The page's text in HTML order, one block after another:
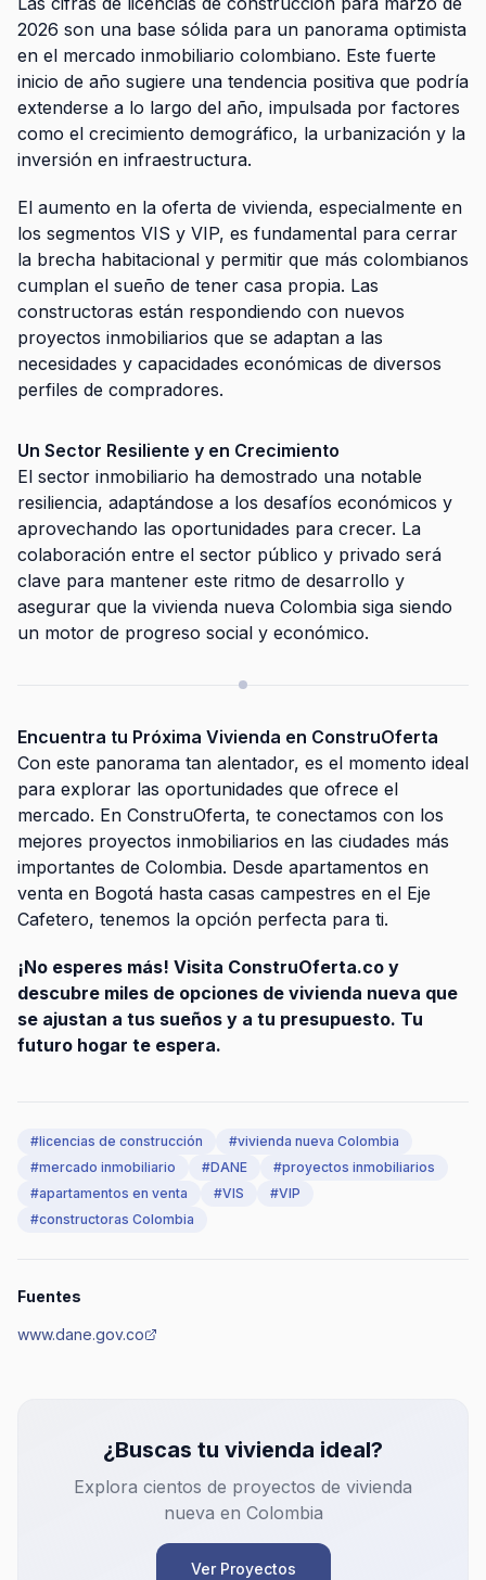
2026 son una base sólida para un panorama optimista
en el mercado inmobiliario colombiano. Este fuerte
inicio de año sugiere una tendencia positiva que podría
extenderse a lo largo del año, impulsada por factores
como el crecimiento demográfico, la urbanización y la
inversión en infraestructura.
El aumento en la oferta de vivienda, especialmente en
los segmentos VIS y VIP, es fundamental para cerrar
la brecha habitacional y permitir que más colombianos
cumplan el sueño de tener casa propia. Las
constructoras están respondiendo con nuevos
proyectos inmobiliarios que se adaptan a las
necesidades y capacidades económicas de diversos
perfiles de compradores.
Un Sector Resiliente y en Crecimiento
El sector inmobiliario ha demostrado una notable
resiliencia, adaptándose a los desafíos económicos y
aprovechando las oportunidades para crecer. La
colaboración entre el sector público y privado será
clave para mantener este ritmo de desarrollo y
asegurar que la vivienda nueva Colombia siga siendo
un motor de progreso social y económico.
Encuentra tu Próxima Vivienda en ConstruOferta
Con este panorama tan alentador, es el momento ideal
para explorar las oportunidades que ofrece el
mercado. En ConstruOferta, te conectamos con los
mejores proyectos inmobiliarios en las ciudades más
importantes de Colombia. Desde apartamentos en
venta en Bogotá hasta casas campestres en el Eje
Cafetero, tenemos la opción perfecta para ti.
¡No esperes más! Visita ConstruOferta.co y
descubre miles de opciones de vivienda nueva que
se ajustan a tus sueños y a tu presupuesto. Tu
futuro hogar te espera.
#licencias de construcción #vivienda nueva Colombia
#mercado inmobiliario #DANE #proyectos inmobiliarios
#apartamentos en venta #VIS #VIP
#constructoras Colombia
Fuentes
www.dane.gov.co
¿Buscas tu vivienda ideal?
Explora cientos de proyectos de vivienda
nueva en Colombia
Ver Proyectos